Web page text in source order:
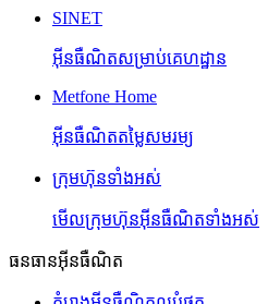
SINET
អ៊ីនធឺណិតសម្រាប់គេហដ្ឋាន
Metfone Home
អ៊ីនធឺណិតតម្លៃសមរម្យ
ក្រុមហ៊ុនទាំងអស់
មើលក្រុមហ៊ុនអ៊ីនធឺណិតទាំងអស់
ធនធានអ៊ីនធឺណិត